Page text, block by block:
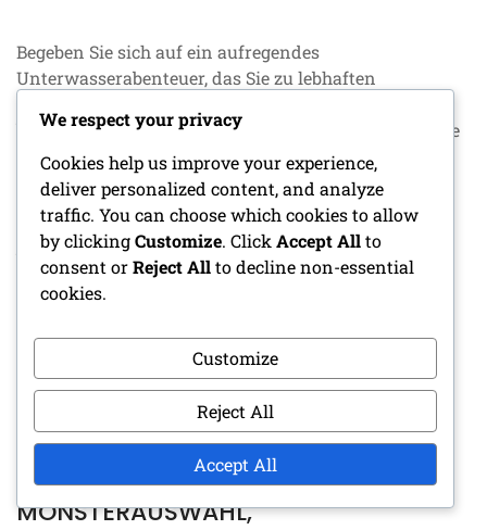
Begeben Sie sich auf ein aufregendes
Unterwasserabenteuer, das Sie zu lebhaften
bezaubernden Unterwasserhöhlen transportiert. Jede
Umgebung wimmelt von verschiedenen
Meeresbewohnern, von bunten Fischen bis hin zu
majestätischen Meeressäugern, die alle zum
komplexen Gleichgewicht der Ozeanökosysteme
beitragen. Mit der richtigen Vorbereitung und
Kenntnis der Sicherheitsprotokolle können Sie
CONTINUE READING
ENCOUNTER BUILDER:
MONSTERAUSWAHL,
We respect your privacy
Cookies help us improve your experience,
deliver personalized content, and analyze
traffic. You can choose which cookies to allow
by clickingCustomize. Click Accept Allto
consent orReject Allto decline non-essential
cookies.
Customize
Reject All
Accept All